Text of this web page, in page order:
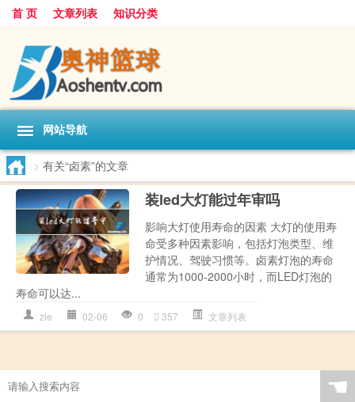
首 页 文章列表 知识分类
网站导航
> 有关“卤素”的文章
装led大灯能过年审吗
影响大灯使用寿命的因素 大灯的使用寿
命受多种因素影响，包括灯泡类型、维
护情况、驾驶习惯等。卤素灯泡的寿命
通常为1000-2000小时，而LED灯泡的
寿命可以达...
zle 02-06 0 357 文章列表
☚